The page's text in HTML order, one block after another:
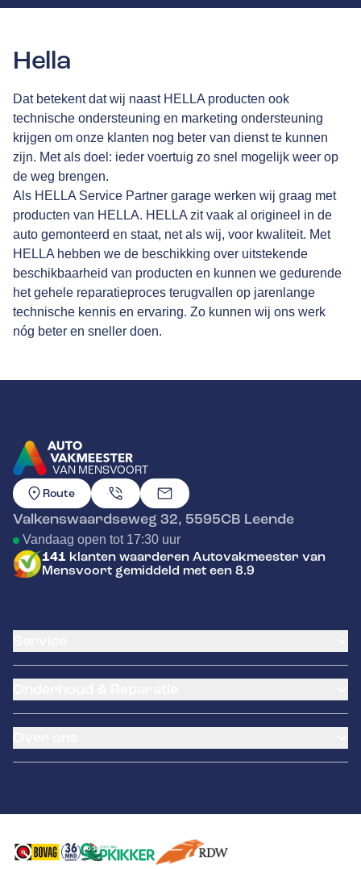
Hella
Dat betekent dat wij naast HELLA producten ook
technische ondersteuning en marketing ondersteuning
krijgen om onze klanten nog beter van dienst te kunnen
zijn. Met als doel: ieder voertuig zo snel mogelijk weer op
de weg brengen.
Als HELLA Service Partner garage werken wij graag met
producten van HELLA. HELLA zit vaak al origineel in de
auto gemonteerd en staat, net als wij, voor kwaliteit. Met
HELLA hebben we de beschikking over uitstekende
beschikbaarheid van producten en kunnen we gedurende
het gehele reparatieproces terugvallen op jarenlange
technische kennis en ervaring. Zo kunnen wij ons werk
nóg beter en sneller doen.
VAN MENSVOORT
GA NAAR DE HOMEPAGINA
Route
Valkenswaardseweg 32, 5595CB Leende
Vandaag open tot 17:30 uur
141 klanten waarderen Autovakmeester van
Mensvoort gemiddeld met een 8.9
Banden service
Pechhulp
Schade en reparatie